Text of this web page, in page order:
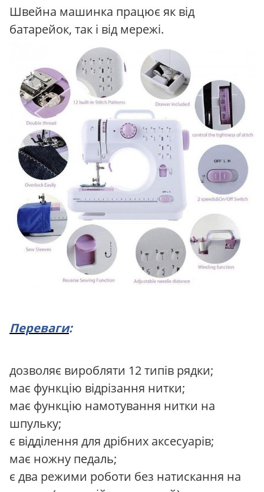
Швейна машинка працює як від
батарейок, так і від мережі.
Переваги:
дозволяє виробляти 12 типів рядки;
має функцію відрізання нитки;
має функцію намотування нитки на
шпульку;
є відділення для дрібних аксесуарів;
має ножну педаль;
є два режими роботи без натискання на